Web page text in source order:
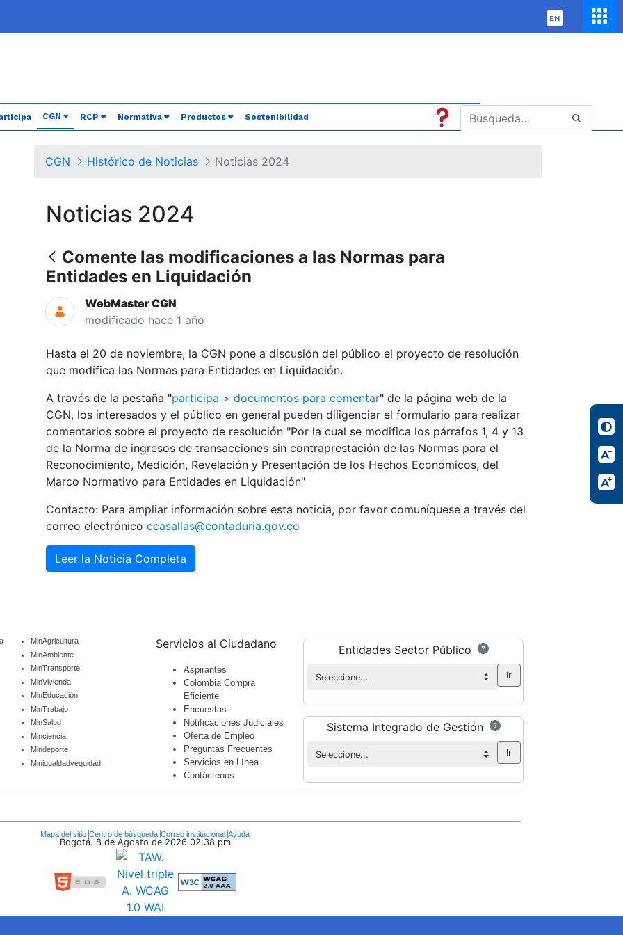
CGN (current)
RCP Normativa Productos Sostenibilidad
CGN Histórico de Noticias Noticias 2024
Noticias 2024
Comente las modificaciones a las Normas para
Entidades en Liquidación
WebMaster CGN
modificado hace 1 año
Hasta el 20 de noviembre, la CGN pone a discusión del público el proyecto de resolución
que modifica las Normas para Entidades en Liquidación.
A través de la pestaña "participa > documentos para comentar" de la página web de la
CGN, los interesados y el público en general pueden diligenciar el formulario para realizar
comentarios sobre el proyecto de resolución "Por la cual se modifica los párrafos 1, 4 y 13
de la Norma de ingresos de transacciones sin contraprestación de las Normas para el
Reconocimiento, Medición, Revelación y Presentación de los Hechos Económicos, del
Marco Normativo para Entidades en Liquidación"
Contacto: Para ampliar información sobre esta noticia, por favor comuníquese a través del
correo electrónico ccasallas@contaduria.gov.co
Leer la Noticia Completa
MinAgricultura
MinAmbiente
MinTransporte
MinVivienda
MinEducación
MinTrabajo
MinSalud
Minciencia
Mindeporte
Minigualdadyequidad
Servicios al Ciudadano
Aspirantes
Colombia Compra
Eficiente
Encuestas
Notificaciones Judiciales
Oferta de Empleo
Preguntas Frecuentes
Servicios en Línea
Contáctenos
Entidades Sector Público
Sistema Integrado de Gestión
Mapa del sitio Centro de búsqueda Correo institucional Ayuda
Bogotá. 8 de Agosto de 2026 02:38 pm